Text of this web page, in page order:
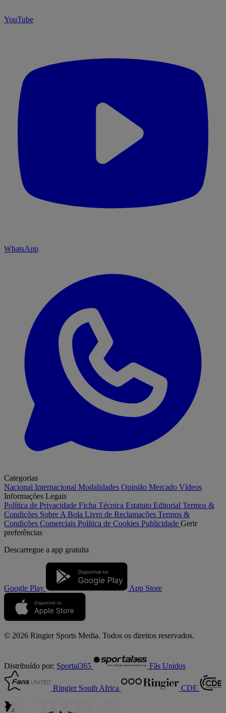
YouTube
WhatsApp
Categorias
Nacional Internacional Modalidades Opinião Mercado Vídeos
Informações Legais
Política de Privacidade Ficha Técnica Estatuto Editorial Termos &
Condições Sobre A Bola Livro de Reclamações Termos &
Condições Comerciais Política de Cookies Publicidade Gerir
preferências
Descarregue a app gratuita
Google Play App Store
© 2026 Ringier Sports Media. Todos os direitos reservados.
Distribuído por: Sportal365 Fãs Unidos
Ringier South Africa CDE